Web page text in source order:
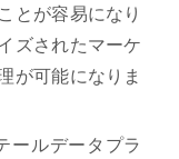
とが容易になり
ズされたマーケ
が可能になりま
ールデータプラ